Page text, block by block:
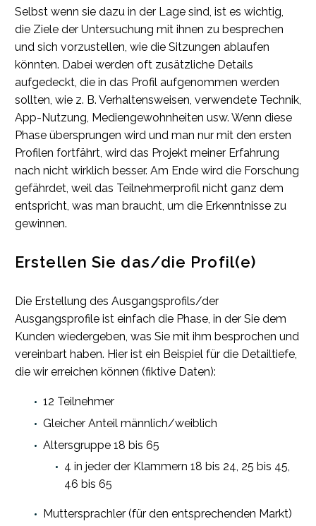
Selbst wenn sie dazu in der Lage sind, ist es wichtig,
die Ziele der Untersuchung mit ihnen zu besprechen
und sich vorzustellen, wie die Sitzungen ablaufen
könnten. Dabei werden oft zusätzliche Details
aufgedeckt, die in das Profil aufgenommen werden
sollten, wie z. B. Verhaltensweisen, verwendete Technik,
App-Nutzung, Mediengewohnheiten usw. Wenn diese
Phase übersprungen wird und man nur mit den ersten
Profilen fortfährt, wird das Projekt meiner Erfahrung
nach nicht wirklich besser. Am Ende wird die Forschung
gefährdet, weil das Teilnehmerprofil nicht ganz dem
entspricht, was man braucht, um die Erkenntnisse zu
gewinnen.
Erstellen Sie das/die Profil(e)
Die Erstellung des Ausgangsprofils/der
Ausgangsprofile ist einfach die Phase, in der Sie dem
Kunden wiedergeben, was Sie mit ihm besprochen und
vereinbart haben. Hier ist ein Beispiel für die Detailtiefe,
die wir erreichen können (fiktive Daten):
12 Teilnehmer
Gleicher Anteil männlich/weiblich
Altersgruppe 18 bis 65
4 in jeder der Klammern 18 bis 24, 25 bis 45,
46 bis 65
Muttersprachler (für den entsprechenden Markt)